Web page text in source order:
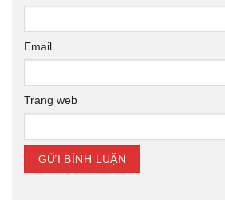
Email
Trang web